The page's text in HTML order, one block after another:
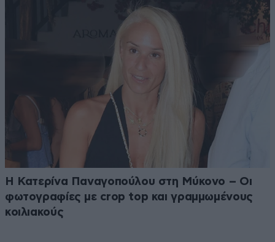
Η Κατερίνα Παναγοπούλου στη Μύκονο – Οι
φωτογραφίες με crop top και γραμμωμένους
κοιλιακούς